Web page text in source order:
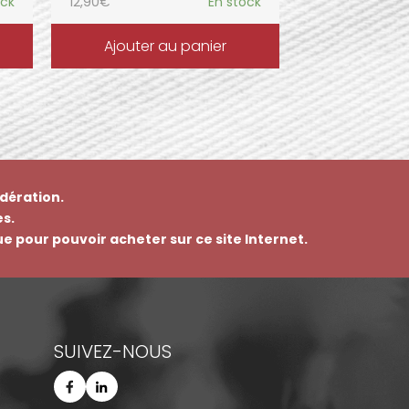
Ajouter au panier
pour pouvoir acheter sur ce site Internet.
SUIVEZ-NOUS